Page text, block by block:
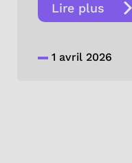
Lire plus
1 avril 2026